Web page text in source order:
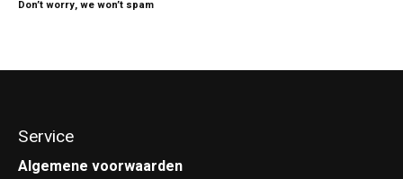
Don’t worry, we won’t spam
Service
Algemene voorwaarden